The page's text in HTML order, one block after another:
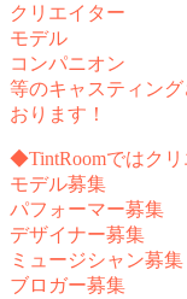
クリエイター
モデル
コンパニオン
等のキャスティン
おります！
◆TintRoomではクリ
モデル募集
パフォーマー募集
デザイナー募集
ミュージシャン募集
ブロガー募集